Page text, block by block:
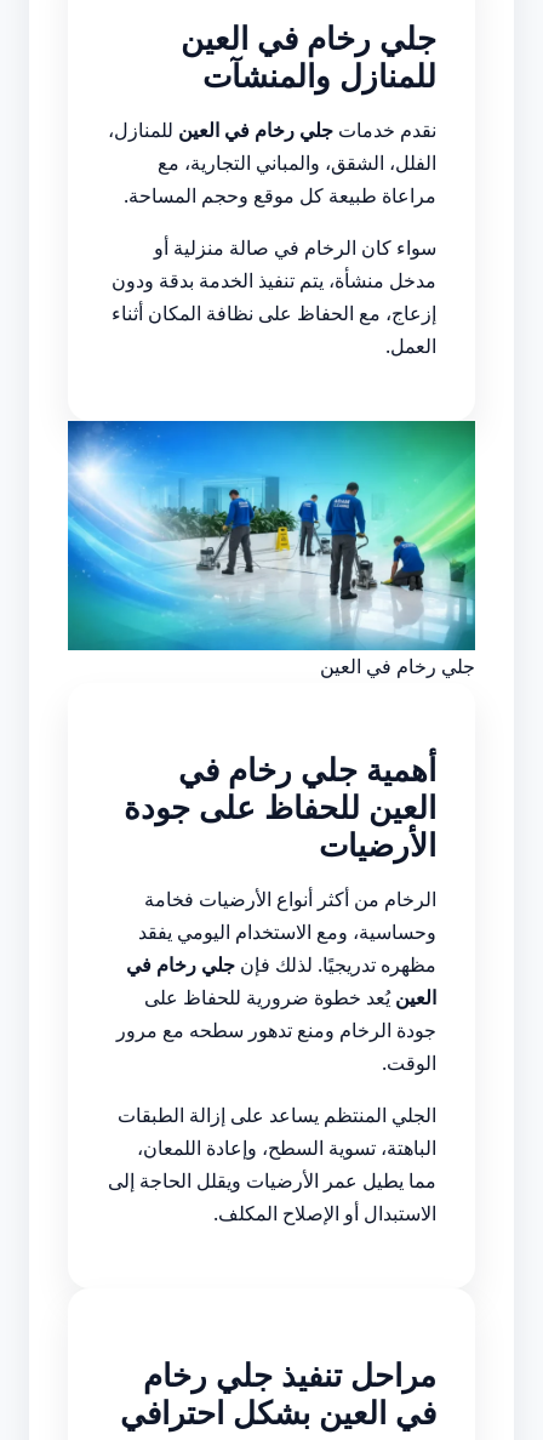
جلي رخام في العين
للمنازل والمنشآت
نقدم خدمات جلي رخام في العين للمنازل،
الفلل، الشقق، والمباني التجارية، مع
مراعاة طبيعة كل موقع وحجم المساحة.
سواء كان الرخام في صالة منزلية أو
مدخل منشأة، يتم تنفيذ الخدمة بدقة ودون
إزعاج، مع الحفاظ على نظافة المكان أثناء
العمل.
جلي رخام في العين
أهمية جلي رخام في
العين للحفاظ على جودة
الأرضيات
الرخام من أكثر أنواع الأرضيات فخامة
وحساسية، ومع الاستخدام اليومي يفقد
مظهره تدريجيًا. لذلك فإن جلي رخام في
العينيُعد خطوة ضرورية للحفاظ على
جودة الرخام ومنع تدهور سطحه مع مرور
الوقت.
الجلي المنتظم يساعد على إزالة الطبقات
الباهتة، تسوية السطح، وإعادة اللمعان،
مما يطيل عمر الأرضيات ويقلل الحاجة إلى
الاستبدال أو الإصلاح المكلف.
مراحل تنفيذ جلي رخام
في العين بشكل احترافي